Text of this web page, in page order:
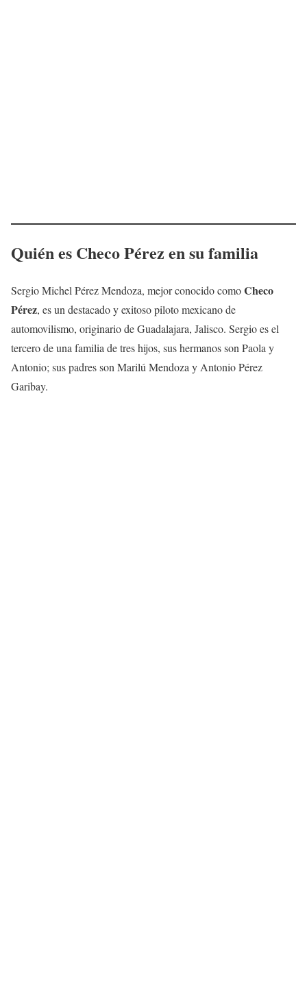
Quién es Checo Pérez en su familia
Sergio Michel Pérez Mendoza, mejor conocido comoCheco
Pérez, es un destacado y exitoso piloto mexicano de
automovilismo, originario de Guadalajara, Jalisco. Sergio es el
tercero de una familia de tres hijos, sus hermanos son Paola y
Antonio; sus padres son Marilú Mendoza y Antonio Pérez
Garibay.